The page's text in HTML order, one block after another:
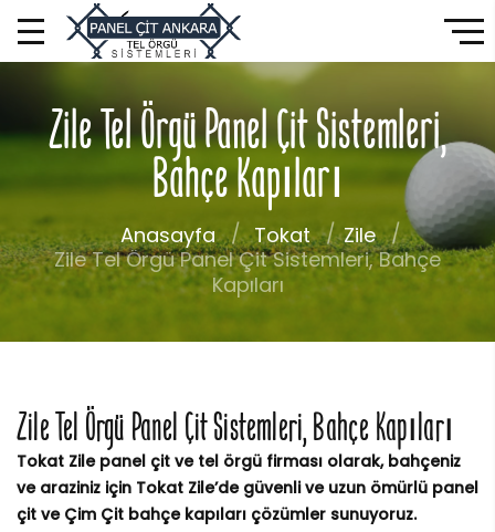
Zile Tel Örgü Panel Çit Sistemleri,
Bahçe Kapıları
Anasayfa Tokat
Zile
Zile Tel Örgü Panel Çit Sistemleri, Bahçe
Kapıları
Zile Tel Örgü Panel Çit Sistemleri, Bahçe Kapıları
Tokat Zile panel çit ve tel örgü firması olarak, bahçeniz
ve araziniz için Tokat Zile’de güvenli ve uzun ömürlü panel
çit ve Çim Çit bahçe kapıları çözümler sunuyoruz.